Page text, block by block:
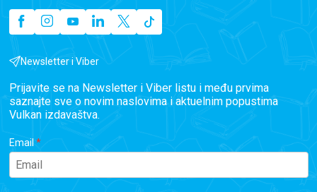
Newsletter i Viber
Prijavite se na Newsletter i Viber listu i među prvima
saznajte sve o novim naslovima i aktuelnim popustima
Vulkan izdavaštva.
Email